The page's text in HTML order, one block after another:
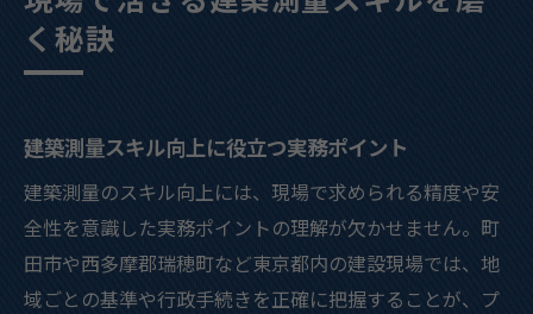
く秘訣
建築測量スキル向上に役立つ実務ポイント
建築測量のスキル向上には、現場で求められる精度や安
全性を意識した実務ポイントの理解が欠かせません。町
田市や西多摩郡瑞穂町など東京都内の建設現場では、地
域ごとの基準や行政手続きを正確に把握することが、プ